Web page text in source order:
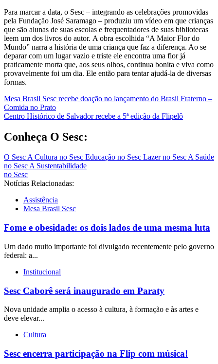
Para marcar a data, o Sesc – integrando as celebrações promovidas
pela Fundação José Saramago – produziu um vídeo em que crianças
que são alunas de suas escolas e frequentadores de suas bibliotecas
leem um dos livros do autor. A obra escolhida “A Maior Flor do
Mundo” narra a história de uma criança que faz a diferença. Ao se
deparar com um lugar vazio e triste ele encontra uma flor já
praticamente morta que, aos seus olhos, continua bonita e viva como
provavelmente foi um dia. Ele então para tentar ajudá-la de diversas
formas.
Navegação
de
Mesa Brasil Sesc recebe doação no lançamento do Brasil Fraterno –
Comida no Prato
Centro Histórico de Salvador recebe a 5ª edição da Flipelô
Conheça O Sesc:
O SescA Cultura no Sesc Educação no Sesc Lazer no SescA Saúde
no SescA Sustentabilidade
no Sesc
Notícias Relacionadas:
Assistência
Mesa Brasil Sesc
Fome e obesidade: os dois lados de uma mesma luta
Um dado muito importante foi divulgado recentemente pelo governo
federal: a...
Institucional
Sesc Caborê será inaugurado em Paraty
Nova unidade amplia o acesso à cultura, à formação e às artes e
deve elevar...
Cultura
Sesc encerra participação na Flip com música!